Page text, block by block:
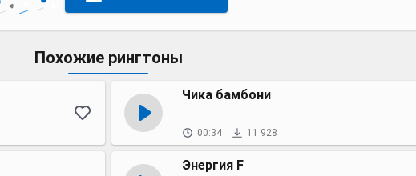
Похожие рингтоны
Чика бамбони
00:34 11 928
Энергия F